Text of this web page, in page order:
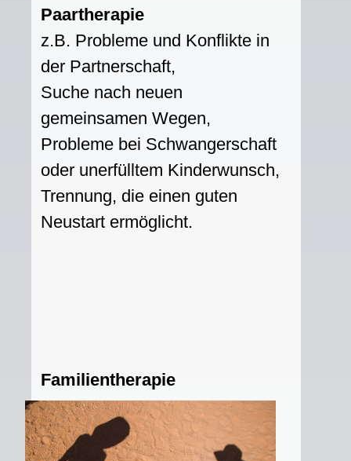
Paartherapie
z.B. Probleme und Konflikte in
der Partnerschaft,
Suche nach neuen
gemeinsamen Wegen,
Probleme bei Schwangerschaft
oder unerfülltem Kinderwunsch,
Trennung, die einen guten
Neustart ermöglicht.
Familientherapie